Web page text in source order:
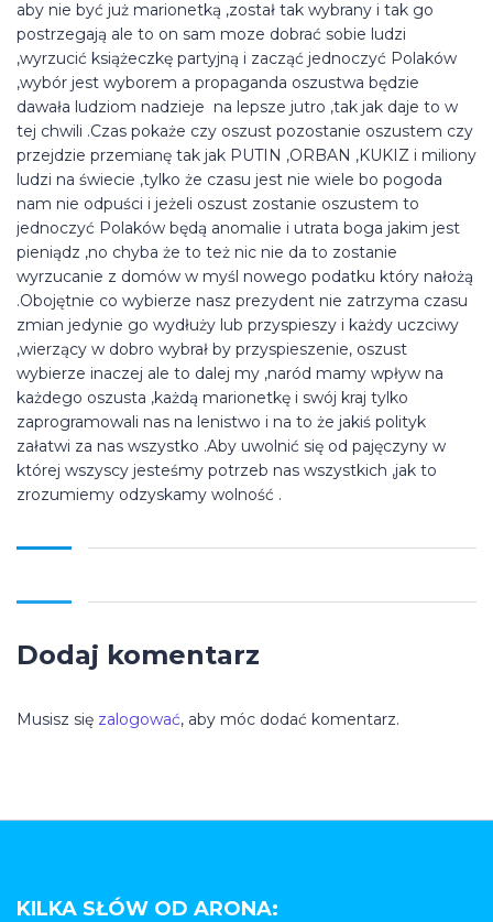
aby nie być już marionetką ,został tak wybrany i tak go
postrzegają ale to on sam moze dobrać sobie ludzi
,wyrzucić książeczkę partyjną i zacząć jednoczyć Polaków
,wybór jest wyborem a propaganda oszustwa będzie
dawała ludziom nadzieje na lepsze jutro ,tak jak daje to w
tej chwili .Czas pokaże czy oszust pozostanie oszustem czy
przejdzie przemianę tak jak PUTIN ,ORBAN ,KUKIZ i miliony
ludzi na świecie ,tylko że czasu jest nie wiele bo pogoda
nam nie odpuści i jeżeli oszust zostanie oszustem to
jednoczyć Polaków będą anomalie i utrata boga jakim jest
pieniądz ,no chyba że to też nic nie da to zostanie
wyrzucanie z domów w myśl nowego podatku który nałożą
.Obojętnie co wybierze nasz prezydent nie zatrzyma czasu
zmian jedynie go wydłuży lub przyspieszy i każdy uczciwy
,wierzący w dobro wybrał by przyspieszenie, oszust
wybierze inaczej ale to dalej my ,naród mamy wpływ na
każdego oszusta ,każdą marionetkę i swój kraj tylko
zaprogramowali nas na lenistwo i na to że jakiś polityk
załatwi za nas wszystko .Aby uwolnić się od pajęczyny w
której wszyscy jesteśmy potrzeb nas wszystkich ,jak to
zrozumiemy odzyskamy wolność .
Dodaj komentarz
Musisz się zalogować, aby móc dodać komentarz.
KILKA SŁÓW OD ARONA: